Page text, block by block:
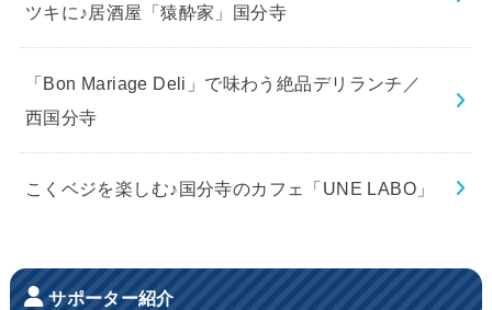
ツキに♪居酒屋「猿酔家」国分寺
「Bon Mariage Deli」で味わう絶品デリランチ／
西国分寺
こくベジを楽しむ♪国分寺のカフェ「UNE LABO」
サポーター紹介